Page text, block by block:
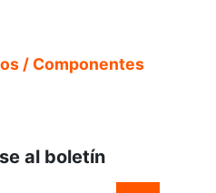
/ Componentes
al boletín